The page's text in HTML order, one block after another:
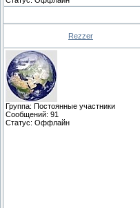
Rezzer
Группа: Постоянные участники
Сообщений: 91
Статус: Оффлайн